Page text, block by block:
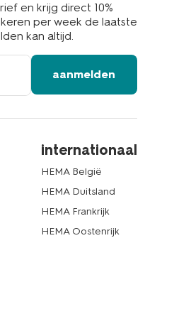
en krijg direct 10%
per week de laatste
kan altijd.
aanmelden
internationaal
HEMA België
HEMA Duitsland
HEMA Frankrijk
HEMA Oostenrijk